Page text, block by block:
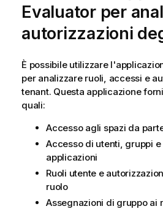
Evaluator per
autorizzazioni
È possibile utilizzare
per analizzare ruoli, accessi e
tenant. Questa applicazione
quali:
Accesso agli spazi da
Accesso di utenti, gruppi
applicazioni
Ruoli utente e
ruolo
Assegnazioni di gruppo ai